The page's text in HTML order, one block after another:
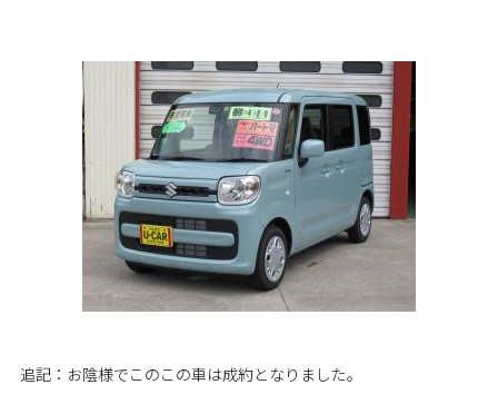
追記：お陰様でこのこの車は成約となりました。